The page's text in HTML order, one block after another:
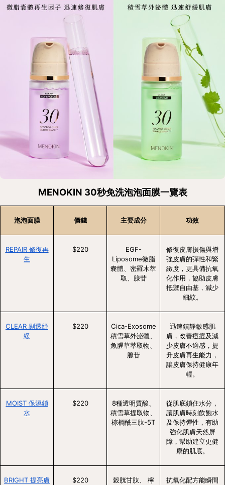
MENOKIN 30秒免洗泡泡面膜一覽表
泡泡面膜 價錢 主要成分 功效
REPAIR 修復再
生
$220
EGF-
Liposome微脂
嚢體、密羅木萃
取、腺苷
修復皮膚損傷與增
強皮膚的彈性和緊
緻度，更具備抗氧
化作用，協助皮膚
抵禦自由基，減少
細紋。
CLEAR 剔透紓
緩
$220
Cica-Exosome
積雪草外泌體、
魚腥草萃取物、
腺苷
迅速鎮靜敏感肌
膚，改善痘痘及減
少皮膚不適感，提
升皮膚再生能力，
讓皮膚保持健康年
輕。
MOIST 保濕鎖
水
$220
8種透明質酸、
積雪草提取物、
棕櫚酰三肽-5T
從肌底鎖住水分，
讓肌膚時刻飲飽水
及保持彈性，有助
強化肌膚天然屏
障，幫助建立更健
康的肌底。
BRIGHT 提亮膚
$220
穀胱甘肽、 檸
抗氧化配方能瞬間